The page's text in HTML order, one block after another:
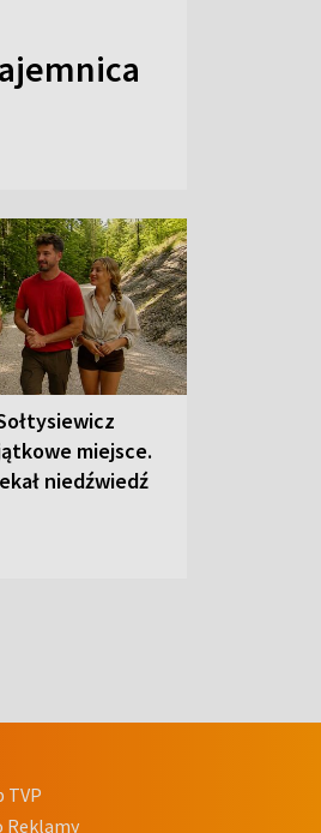
miejsce.
niedźwiedź
TVP
Reklamy